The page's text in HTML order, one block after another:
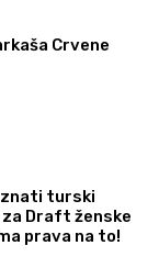
Crvene
turski
Draft ženske
prava na to!